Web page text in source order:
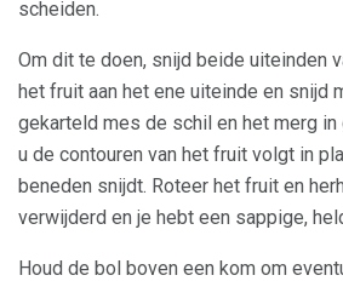
scheiden.
Om dit te doen, snijd beide uiteinden
het fruit aan het ene uiteinde en snijd
gekarteld mes de schil en het merg
u de contouren van het fruit volgt in
beneden snijdt. Roteer het fruit en
verwijderd en je hebt een sappige,
Houd de bol boven een kom om